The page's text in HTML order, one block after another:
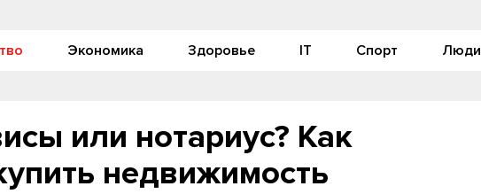
Экономика Здоровье IT Спорт Люди
или нотариус? Как
недвижимость